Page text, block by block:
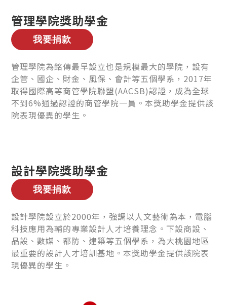
管理學院獎助學金
管理學院為銘傳最早設立也是規模最大的學院，設有
企管、國企、財金、風保、會計等五個學系，2017年
取得國際高等商管學院聯盟(AACSB)認證，成為全球
不到6%通過認證的商管學院一員。本獎助學金提供該
院表現優異的學生。
設計學院獎助學金
設計學院設立於2000年，強調以人文藝術為本，電腦
科技應用為輔的專業設計人才培養理念。下設商設、
品設、數媒、都防、建築等五個學系，為大桃園地區
最重要的設計人才培訓基地。本獎助學金提供該院表
現優異的學生。